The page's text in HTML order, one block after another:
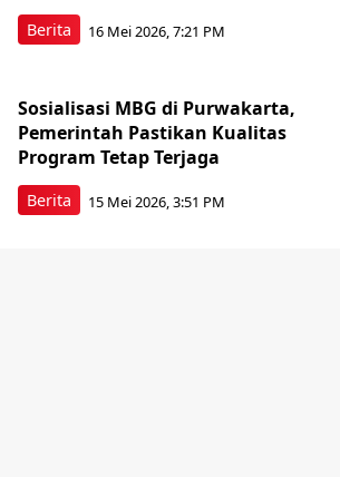
Berita 16 Mei 2026, 7:21 PM
Berita
Sosialisasi MBG di Purwakarta,
Pemerintah Pastikan Kualitas
Program Tetap Terjaga
15 Mei 2026, 3:51 PM